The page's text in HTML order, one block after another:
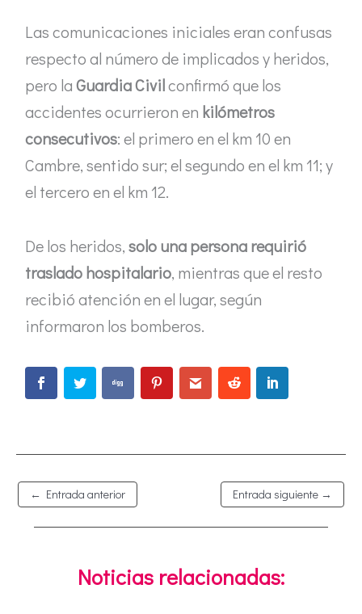
Las comunicaciones iniciales eran confusas
respecto al número de implicados y heridos,
pero laGuardia Civilconfirmó que los
accidentes ocurrieron en kilómetros
consecutivos: el primero en el km 10 en
Cambre, sentido sur; el segundo en el km 11; y
el tercero en el km 12.
De los heridos,solo una persona requirió
traslado hospitalario, mientras que el resto
recibió atención en el lugar, según
informaron los bomberos.
← Entrada anterior Entrada siguiente →
Noticias relacionadas: